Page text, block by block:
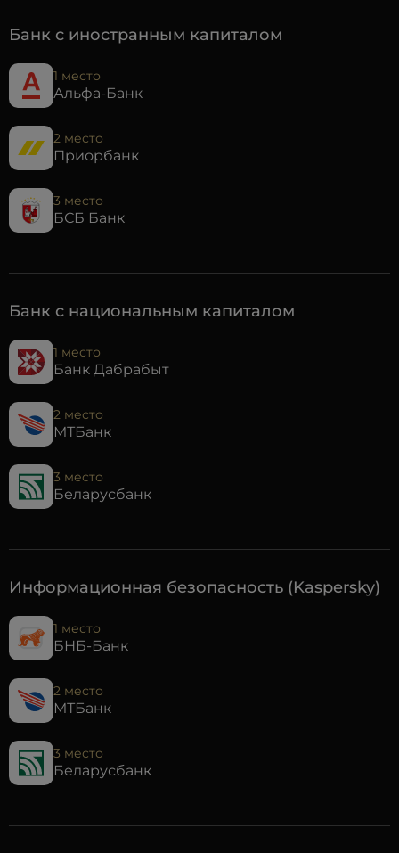
Банк с иностранным капиталом
1 место
Альфа-Банк
2 место
Приорбанк
3 место
БСБ Банк
Банк с национальным капиталом
1 место
Банк Дабрабыт
2 место
МТБанк
3 место
Беларусбанк
Информационная безопасность (Kaspersky)
1 место
БНБ-Банк
2 место
МТБанк
3 место
Беларусбанк